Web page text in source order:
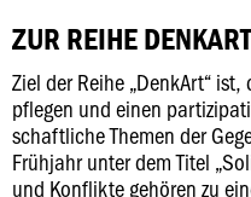
ZUR REIHE DENKART
Ziel der Reihe „DenkArt“
pflegen und einen
schaftliche Themen der
Frühjahr unter dem Titel
und Konflikte gehören zu